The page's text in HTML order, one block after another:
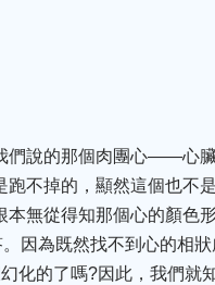
們說的那個肉團心——心
不掉的，顯然這個也不
無從得知那個心的顏色
因為既然找不到心的相
化的了嗎?因此，我們就